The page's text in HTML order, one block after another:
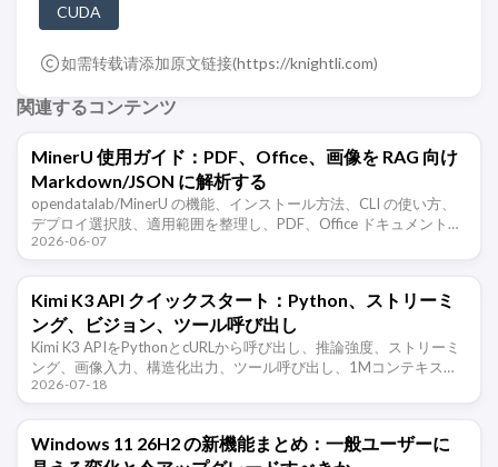
CUDA
如需转载请添加原文链接(https://knightli.com)
関連するコンテンツ
MinerU 使用ガイド：PDF、Office、画像を RAG 向け
Markdown/JSON に解析する
opendatalab/MinerU の機能、インストール方法、CLI の使い方、
デプロイ選択肢、適用範囲を整理し、PDF、Office ドキュメント、
画像を RAG と Agent ワークフローで使 …
2026-06-07
Kimi K3 API クイックスタート：Python、ストリーミ
ング、ビジョン、ツール呼び出し
Kimi K3 APIをPythonとcURLから呼び出し、推論強度、ストリーミ
ング、画像入力、構造化出力、ツール呼び出し、1Mコンテキスト
の制限を解説します。
2026-07-18
Windows 11 26H2 の新機能まとめ：一般ユーザーに